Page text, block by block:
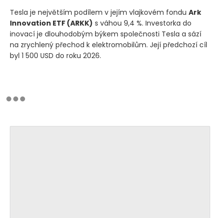
Tesla je největším podílem v jejím vlajkovém fondu Ark
Innovation ETF (ARKK) s váhou 9,4 %. Investorka do
inovací je dlouhodobým býkem společnosti Tesla a sází
na zrychlený přechod k elektromobilům. Její předchozí cíl
byl 1 500 USD do roku 2026.